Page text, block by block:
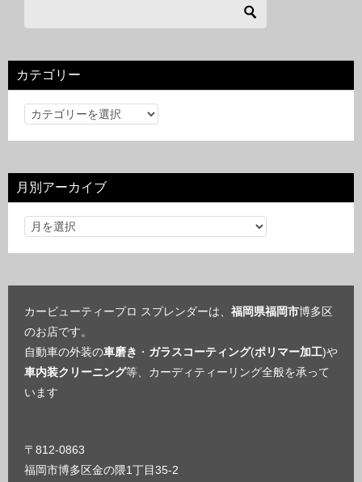
カテゴリー
カ
リ
ー
月別アーカイブ
カービューティープロ スプレンダーは、 福岡県福岡市博多区
のお店です。
自動車の外装の車磨き ・ ガラスコーティング(ポリマー加工)や
車内装クリーニング等、カーディティーリング全般を承って
います
〒812-0863
福岡市博多区金の隈1丁目35-2